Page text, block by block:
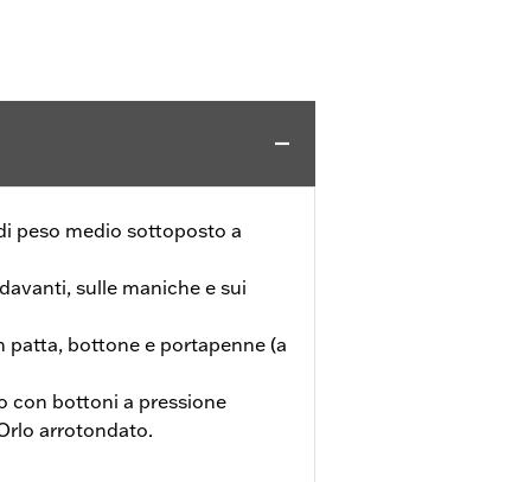
peso medio sottoposto a
sulle maniche e sui
patta, bottone e portapenne (a
con bottoni a pressione
arrotondato.